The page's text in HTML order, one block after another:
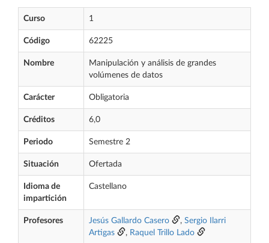
Curso 1
Código 62225
Nombre
Manipulación y análisis de grandes
volúmenes de datos
Carácter Obligatoria
Créditos 6,0
Periodo Semestre 2
Situación Ofertada
Idioma de
impartición
Castellano
Profesores Jesús Gallardo Casero , Sergio Ilarri
Artigas
, Raquel Trillo Lado